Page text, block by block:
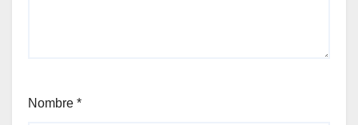
Nombre *